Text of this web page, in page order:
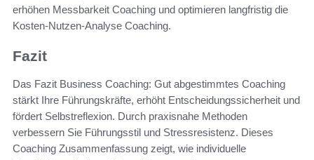
erhöhen Messbarkeit Coaching und optimieren langfristig die
Kosten-Nutzen-Analyse Coaching.
Fazit
Das Fazit Business Coaching: Gut abgestimmtes Coaching
stärkt Ihre Führungskräfte, erhöht Entscheidungssicherheit und
fördert Selbstreflexion. Durch praxisnahe Methoden
verbessern Sie Führungsstil und Stressresistenz. Dieses
Coaching Zusammenfassung zeigt, wie individuelle